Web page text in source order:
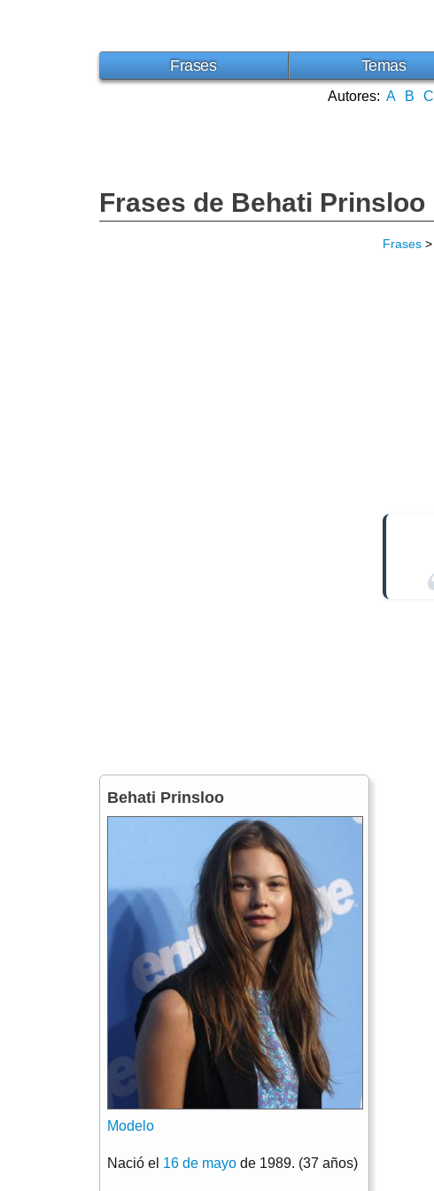
Frases Temas
Autores: A B C
Frases de Behati Prinsloo
Frases >
Behati Prinsloo
Modelo
Nació el 16 de mayo de 1989. (37 años)